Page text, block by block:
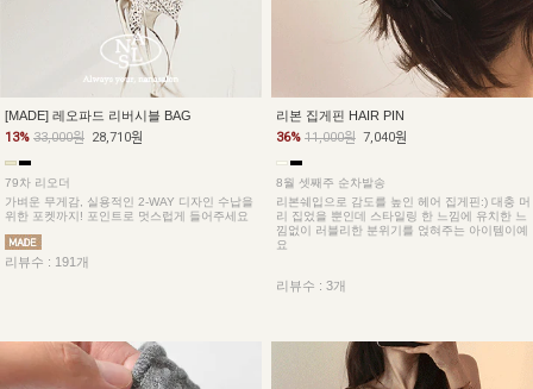
[MADE] 레오파드 리버시블 BAG
13% 33,000원 28,710원
79차 리오더
가벼운 무게감, 실용적인 2-WAY 디자인 수납을
위한 포켓까지! 포인트로 멋스럽게 들어주세요
리뷰수 : 191개
리본 집게핀 HAIR PIN
36% 11,000원 7,040원
8월 셋째주 순차발송
리본쉐입으로 감도를 높인 헤어 집게핀:) 대충 머
리 집었을 뿐인데 스타일링 한 느낌에 유치한 느
낌없이 러블리한 분위기를 얹혀주는 아이템이예
요
리뷰수 : 3개